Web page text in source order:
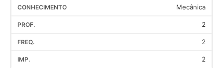
Mecânica
2
2
2